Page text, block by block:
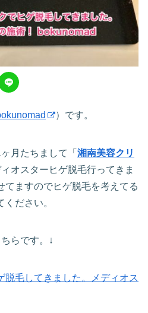
）です。
月たちまして「 湘南美容クリ
オスターヒゲ脱毛行ってきま
てますのでヒゲ脱毛を考えてる
ださい。
らです。↓
脱毛してきました。メディオス